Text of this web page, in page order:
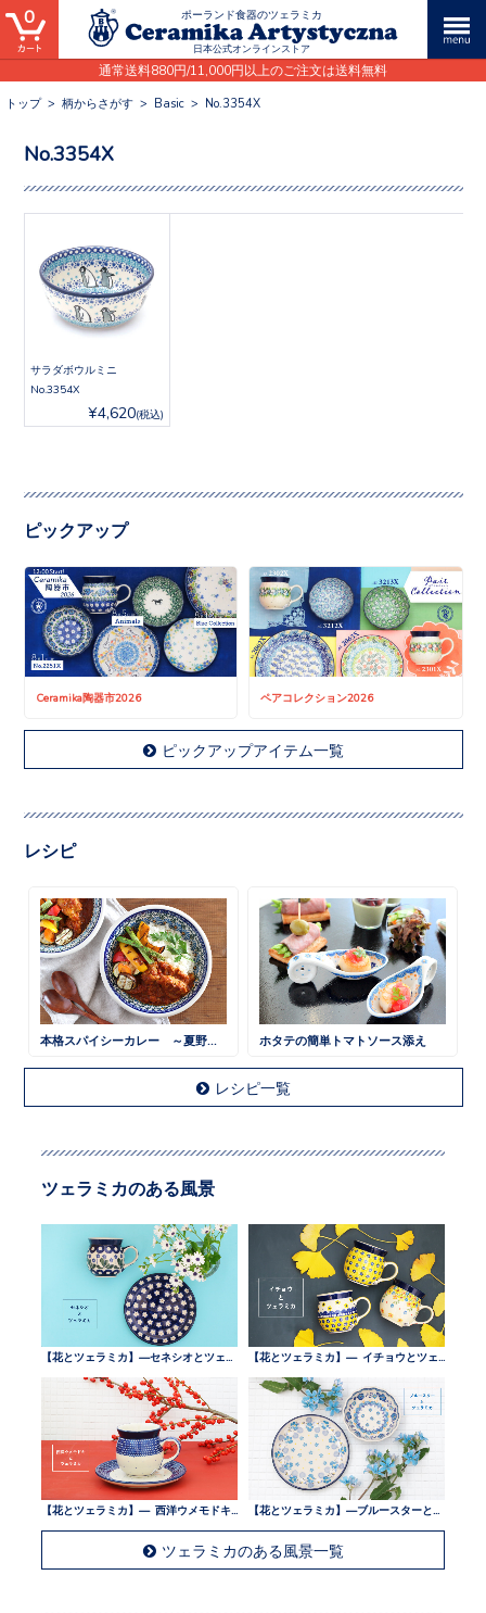
ポーランド食器のツェラミカ
日本公式オンラインストア
通常送料880円/11,000円以上のご注文は送料無料
0
トップ> 柄からさがす > Basic > No.3354X
No.3354X
サラダボウルミニ
No.3354X
¥4,620(税込)
ピックアップ
Ceramika陶器市2026 ペアコレクション2026
ピックアップアイテム一覧
レシピ
本格スパイシーカレー ～夏野菜と一緒に～ ホタテの簡単トマトソース添え
レシピ一覧
ツェラミカのある風景
ツェラミカのある風景一覧